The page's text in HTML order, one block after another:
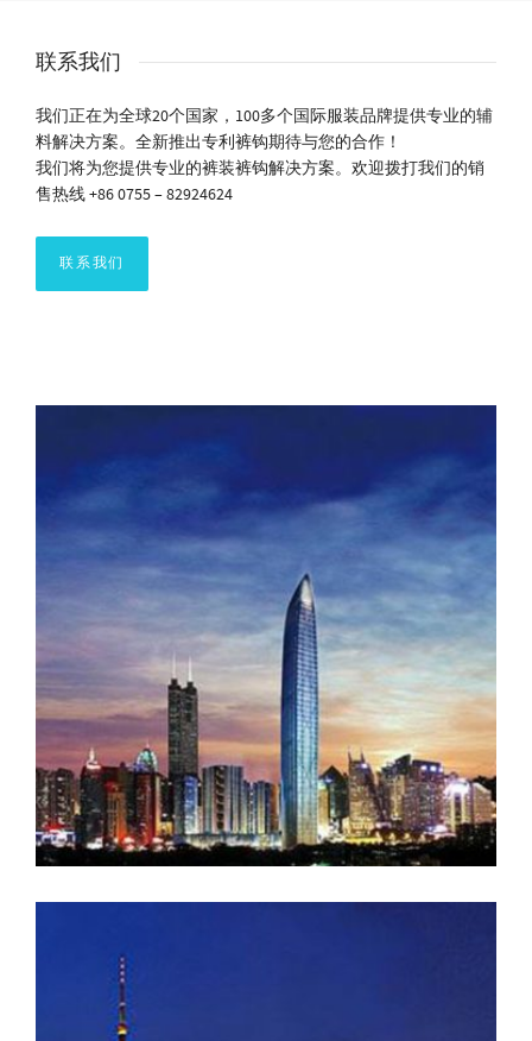
联系我们
我们正在为全球20个国家，100多个国际服装品牌提供专业的辅
料解决方案。全新推出专利裤钩期待与您的合作！
我们将为您提供专业的裤装裤钩解决方案。欢迎拨打我们的销
售热线 +86 0755 – 82924624
联系我们